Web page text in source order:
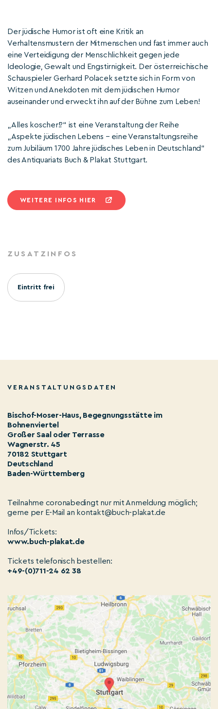
Der jüdische Humor ist oft eine Kritik an
Verhaltensmustern der Mitmenschen und fast immer auch
eine Verteidigung der Menschlichkeit gegen jede
Ideologie, Gewalt und Engstirnigkeit. Der österreichische
Schauspieler Gerhard Polacek setzte sich in Form von
Witzen und Anekdoten mit dem jüdischen Humor
auseinander und erweckt ihn auf der Bühne zum Leben!
„Alles koscher!?“ ist eine Veranstaltung der Reihe
„Aspekte jüdischen Lebens – eine Veranstaltungsreihe
zum Jubiläum 1700 Jahre jüdisches Leben in Deutschland“
des Antiquariats Buch & Plakat Stuttgart.
WEITERE INFOS HIER
ZUSATZINFOS
Eintritt frei
VERANSTALTUNGSDATEN
Bischof-Moser-Haus, Begegnungsstätte im
Bohnenviertel
Großer Saal oder Terrasse
Wagnerstr. 45
70182 Stuttgart
Deutschland
Baden-Württemberg
Teilnahme coronabedingt nur mit Anmeldung möglich;
gerne per E-Mail an kontakt@buch-plakat.de
Infos/Tickets:
www.buch-plakat.de
Tickets telefonisch bestellen:
+49-(0)711-24 62 38